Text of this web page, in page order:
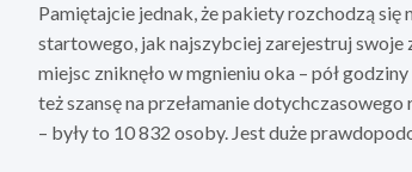
Pamiętajcie jednak, że pakiety rozchodzą się
startowego, jak najszybciej zarejestruj swoje
miejsc zniknęło w mgnieniu oka – pół
też szansę na przełamanie
– były to 10 832 osoby. Jest duże